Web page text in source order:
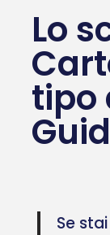
Lo
tipo
Se